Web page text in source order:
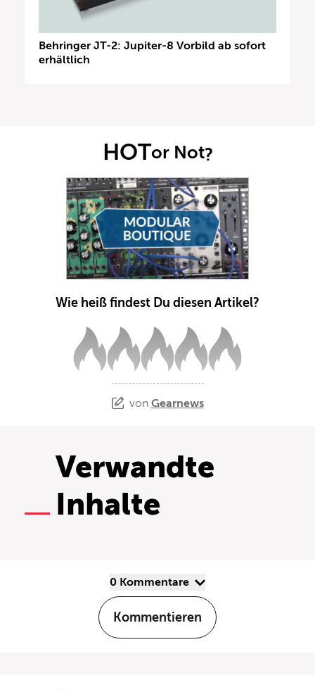
Behringer JT-2: Jupiter-8 Vorbild ab sofort
erhältlich
HOTor Not?
Wie heiß findest Du diesen Artikel?
von Gearnews
Verwandte
Inhalte
0 Kommentare
Kommentieren